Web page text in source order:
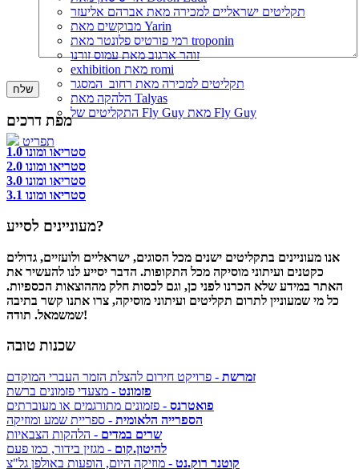
תקליטים ישראליים למכירה מאת אברהם אליעזר
מבוקשים מאת Yarin
רמי פורטיס פלונטר מאת troponin
זוהר ארגוב מאת עמוס זורנו
exhibition מאת romi
תקליטים למכירה מאת רחוב_המסגר
הלהקה מאת Talyas
התקליטים של Fly Guy מאת Fly Guy
תפריט
מפת דרכים
סטריאו ומונו 1.0
סטריאו ומונו 2.0
סטריאו ומונו 3.0
סטריאו ומונו 3.1
מעוניינים לסייע?
אנו מעוניינים בתקליטים ישנים מכל הסוגים, ישראליים ולועזיים, גדולים
כקטנים ועיתוני מוסיקה מכל התקופות. הדבר יסייע לנו להעשיר את
האתר במידע שלא הכרנו לפני כן, וגם לכסות חלק מההוצאות הכספיות.
כל מי שמעוניין לתרום תקליטים ועיתוני מוסיקה, צרו אתנו קשר בתיבה
שמשמאל. תודה!
שכנות טובה
זמרשת - פרויקט חירום להצלת הזמר העברי המוקדם
פזמונט - מצעדי פזמונים ברשת
פואטרנס - פזמונים מתורגמים או מעוברתים
הספרייה הלאומית - ספריית שמע ומוזיקה
שרים במדים - הלהקות הצבאיות
להיטון.קום - מגזין בידור, כמו פעם
קוטנר רוק.נט - מוזיקה היום, הופעות באולפן גל"צ